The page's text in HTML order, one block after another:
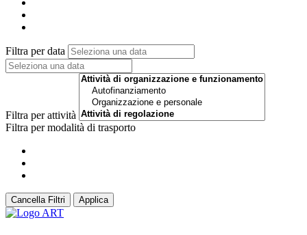
Filtra per data
Filtra per attività
Filtra per modalità di trasporto
Cancella Filtri Applica